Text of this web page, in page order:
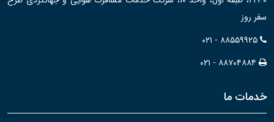
سفر روز
۰۲۱ - ۸۸۵۵۹۹۲۵
۰۲۱ - ۸۸۷۰۴۸۸۴
خدمات ما